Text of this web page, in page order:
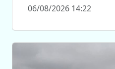
06/08/2026 14:22